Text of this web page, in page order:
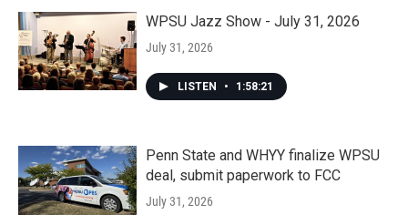
WPSU Jazz Show - July 31, 2026
July 31, 2026
LISTEN • 1:58:21
Penn State and WHYY finalize WPSU
deal, submit paperwork to FCC
July 31, 2026